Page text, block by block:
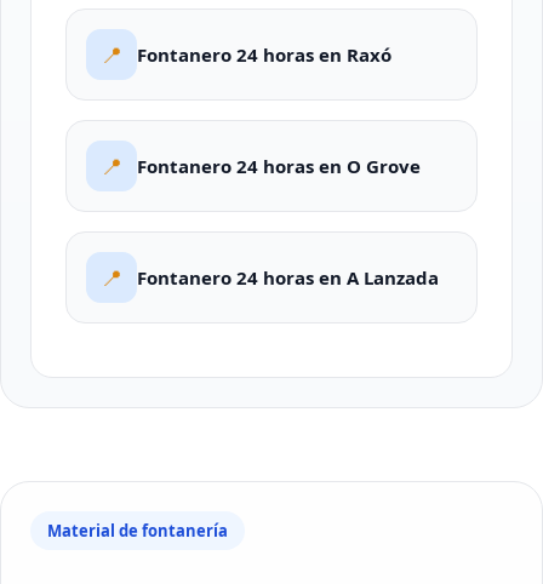
📍 Fontanero 24 horas en Raxó
📍 Fontanero 24 horas en O Grove
📍 Fontanero 24 horas en A Lanzada
Material de fontanería